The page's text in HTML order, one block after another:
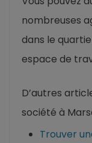
nombreuses
dans le
espace de
D’autres
société à
Trouver